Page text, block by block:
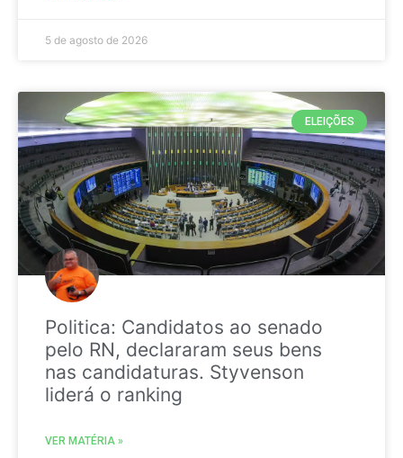
5 de agosto de 2026
ELEIÇÕES
Politica: Candidatos ao senado
pelo RN, declararam seus bens
nas candidaturas. Styvenson
liderá o ranking
VER MATÉRIA »